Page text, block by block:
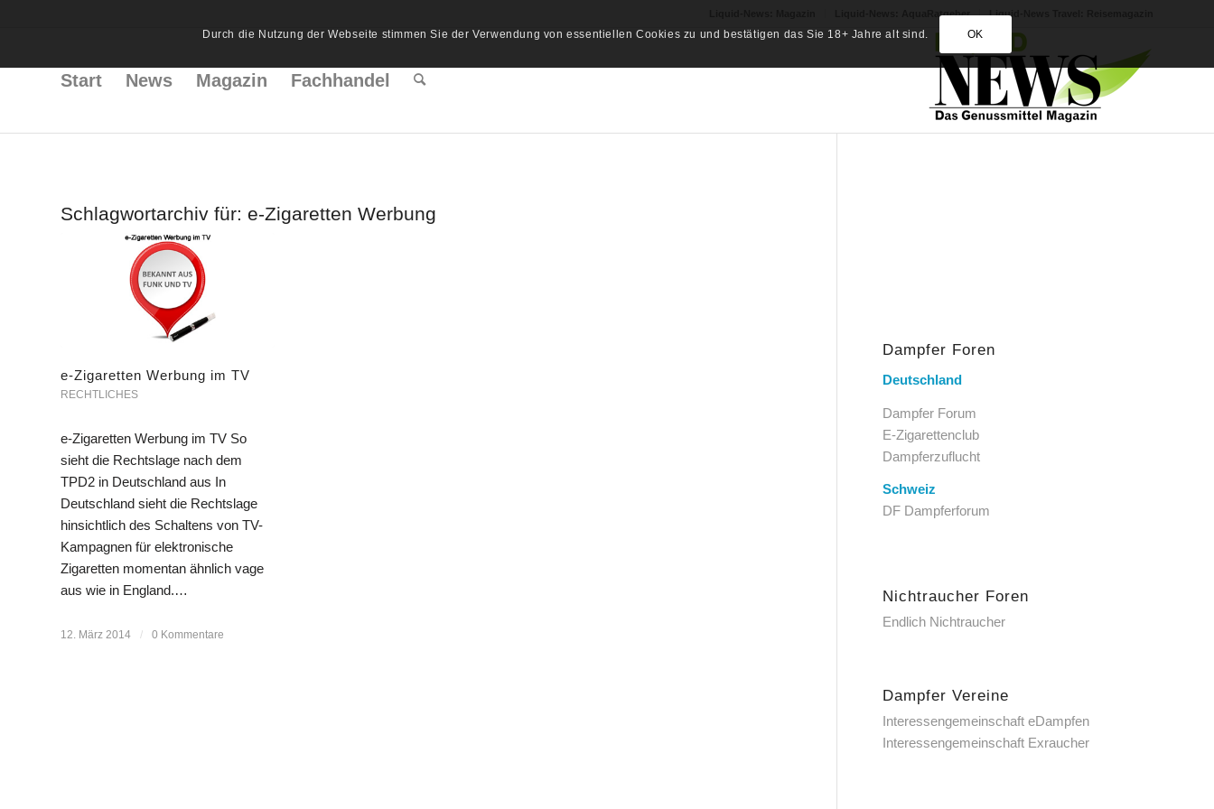
Liquid-News: AquaRatgeber Liquid-News Travel: Reisemagazin
Start News Magazin Fachhandel
Schlagwortarchiv für: e-Zigaretten Werbung
e-Zigaretten Werbung im TV
RECHTLICHES
e-Zigaretten Werbung im TV So
sieht die Rechtslage nach dem
TPD2 in Deutschland aus In
Deutschland sieht die Rechtslage
hinsichtlich des Schaltens von TV-
Kampagnen für elektronische
Zigaretten momentan ähnlich vage
aus wie in England.…
12. März 2014 / 0 Kommentare
Dampfer Foren
Deutschland
Dampfer Forum
E-Zigarettenclub
Dampferzuflucht
Schweiz
DF Dampferforum
Nichtraucher Foren
Endlich Nichtraucher
Dampfer Vereine
Interessengemeinschaft eDampfen
Interessengemeinschaft Exraucher
Durch die Nutzung der Webseite stimmen Sie der Verwendung von essentiellen Cookies zu und bestätigen das Sie 18+ Jahre alt sind. OK